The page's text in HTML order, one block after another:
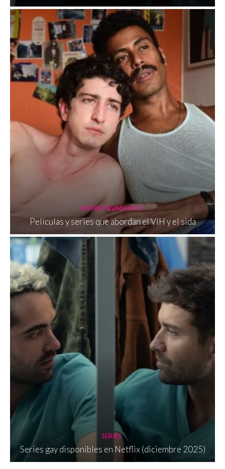
ENTRETENIMIENTO
Películas y series que abordan el VIH y el sida
SERIES
Series gay disponibles en Netflix (diciembre 2025)